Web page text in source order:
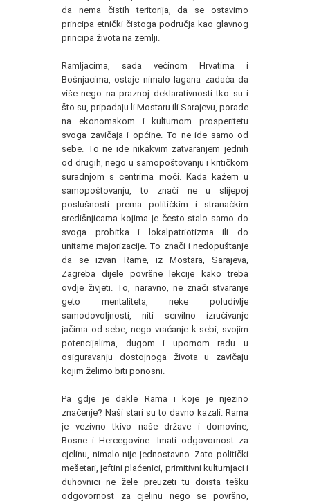
da nema čistih teritorija, da se ostavimo
principa etnički čistoga područja kao glavnog
principa života na zemlji.
Ramljacima, sada većinom Hrvatima i
Bošnjacima, ostaje nimalo lagana zadaća da
više nego na praznoj deklarativnosti tko su i
što su, pripadaju li Mostaru ili Sarajevu, porade
na ekonomskom i kulturnom prosperitetu
svoga zavičaja i općine. To ne ide samo od
sebe. To ne ide nikakvim zatvaranjem jednih
od drugih, nego u samopoštovanju i kritičkom
suradnjom s centrima moći. Kada kažem u
samopoštovanju, to znači ne u slijepoj
poslušnosti prema političkim i stranačkim
središnjicama kojima je često stalo samo do
svoga probitka i lokalpatriotizma ili do
unitarne majorizacije. To znači i nedopuštanje
da se izvan Rame, iz Mostara, Sarajeva,
Zagreba dijele površne lekcije kako treba
ovdje živjeti. To, naravno, ne znači stvaranje
geto mentaliteta, neke poludivlje
samodovoljnosti, niti servilno izručivanje
jačima od sebe, nego vraćanje k sebi, svojim
potencijalima, dugom i upornom radu u
osiguravanju dostojnoga života u zavičaju
kojim želimo biti ponosni.
Pa gdje je dakle Rama i koje je njezino
značenje? Naši stari su to davno kazali. Rama
je vezivno tkivo naše države i domovine,
Bosne i Hercegovine. Imati odgovornost za
cjelinu, nimalo nije jednostavno. Zato politički
mešetari, jeftini plaćenici, primitivni kulturnjaci i
duhovnici ne žele preuzeti tu doista tešku
odgovornost za cjelinu nego se površno,